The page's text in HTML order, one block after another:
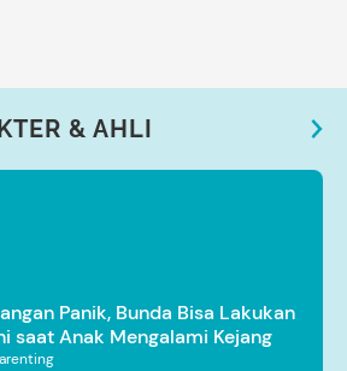
& AHLI
Panik, Bunda Bisa Lakukan
saat Anak Mengalami Kejang